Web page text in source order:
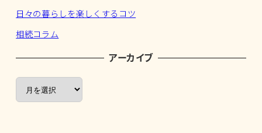
日々の暮らしを楽しくするコツ
相続コラム
アーカイブ
ー